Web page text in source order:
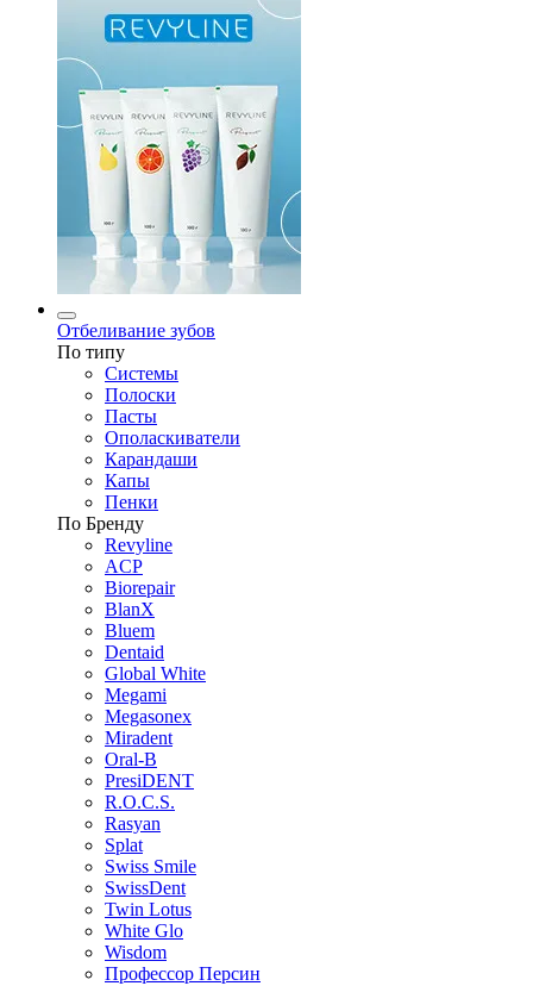
Отбеливание зубов
По типу
Системы
Полоски
Пасты
Ополаскиватели
Карандаши
Капы
Пенки
По Бренду
Revyline
ACP
Biorepair
BlanX
Bluem
Dentaid
Global White
Megami
Megasonex
Miradent
Oral-B
PresiDENT
R.O.C.S.
Rasyan
Splat
Swiss Smile
SwissDent
Twin Lotus
White Glo
Wisdom
Профессор Персин